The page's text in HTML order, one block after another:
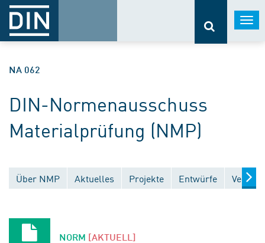
NA 062
DIN-Normenausschuss
Materialprüfung (NMP)
Über NMP Aktuelles Projekte Entwürfe
NORM [AKTUELL]